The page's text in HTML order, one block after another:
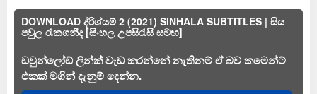
DOWNLOAD ද්රිශ්යම් 2 (2021) SINHALA SUBTITLES | සිය
පවුල රැකගනීද [සිංහල උපසිරැසි සමඟ]
ඩවුන්ලෝඩ් ලින්ක් වැඩ කරන්නේ නැතිනම් ඒ බව කමෙන්ට්
එකක් මගින් දැනුම් දෙන්න.